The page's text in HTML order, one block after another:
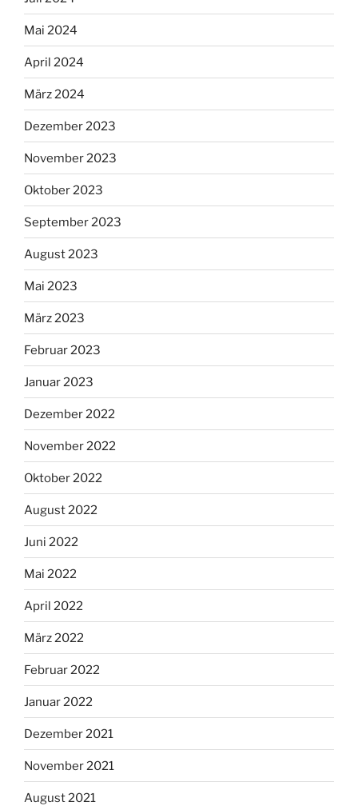
Mai 2024
April 2024
März 2024
Dezember 2023
November 2023
Oktober 2023
September 2023
August 2023
Mai 2023
März 2023
Februar 2023
Januar 2023
Dezember 2022
November 2022
Oktober 2022
August 2022
Juni 2022
Mai 2022
April 2022
März 2022
Februar 2022
Januar 2022
Dezember 2021
November 2021
August 2021